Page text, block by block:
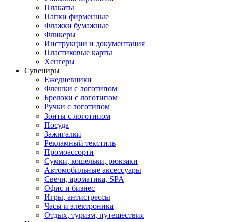
Плакаты
Папки фирменные
Флажки бумажные
Фликеры
Инструкции и документация
Пластиковые карты
Хенгеры
Сувениры
Ежедневники
Флешки с логотипом
Брелоки с логотипом
Ручки с логотипом
Зонты с логотипом
Посуда
Зажигалки
Рекламный текстиль
Промоассорти
Сумки, кошельки, рюкзаки
Автомобильные аксессуары
Свечи, ароматика, SPA
Офис и бизнес
Игры, антистрессы
Часы и электроника
Отдых, туризм, путешествия